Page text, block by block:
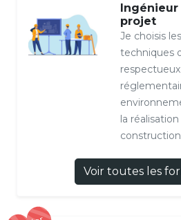
projet
Je choisis
techniques
la
construction
Voir toutes les